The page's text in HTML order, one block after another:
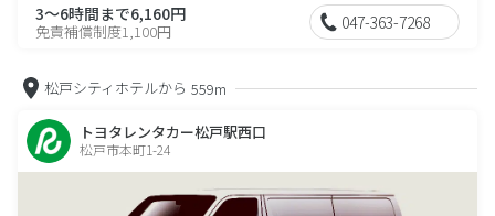
3～6時間まで6,160円
免責補償制度1,100円 047-363-7268
松戸シティホテルから 559m
トヨタレンタカー松戸駅西口
松戸市本町1-24